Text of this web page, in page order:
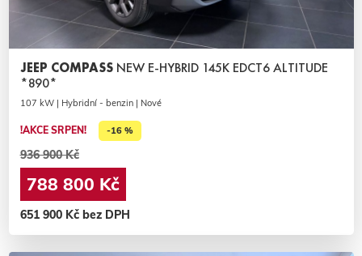
JEEP COMPASS NEW E-HYBRID 145K EDCT6 ALTITUDE
*890*
107 kW | Hybridní - benzin | Nové
!AKCE SRPEN! -16 %
936 900 Kč
788 800 Kč
651 900 Kč bez DPH